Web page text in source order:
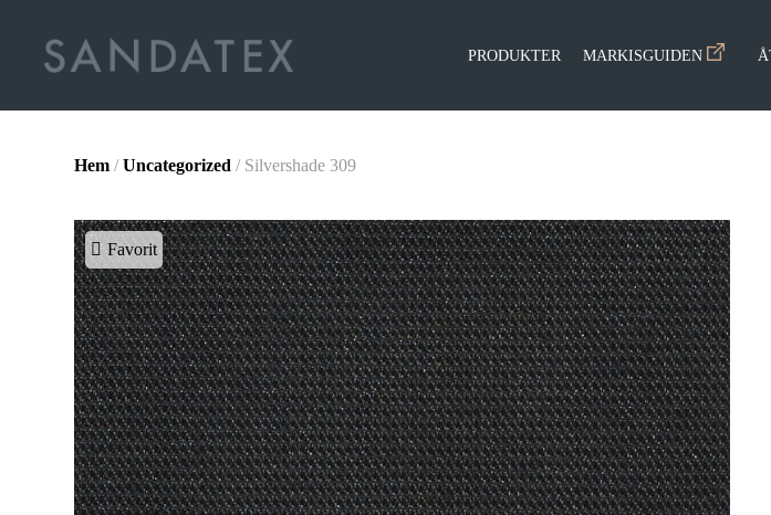
PRODUKTER MARKISGUIDEN
Hem /Uncategorized / Silvershade 309
Favorit